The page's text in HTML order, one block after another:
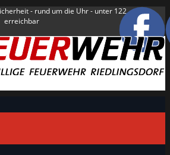
- rund um die Uhr - unter 122
erreichbar